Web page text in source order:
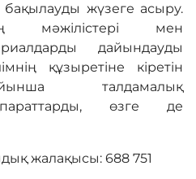
жүзеге асыру.
мәжілістері мен
дайындауды
құзыретіне кіретін
талдамалық
өзге де
жалақысы: 688 751